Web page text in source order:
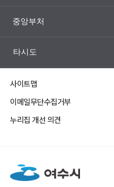
중앙부처
타시도
사이트맵
이메일무단수집거부
누리집 개선 의견